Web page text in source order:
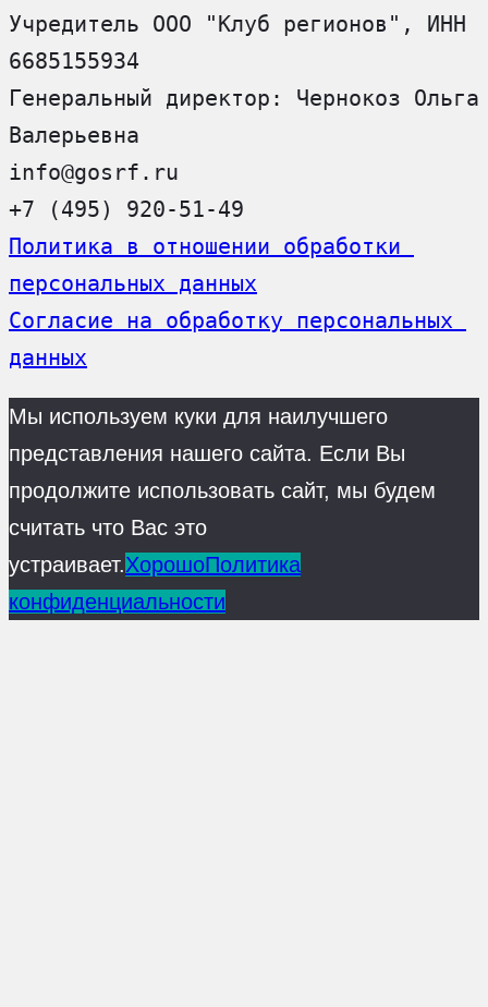
Учредитель ООО "Клуб регионов", ИНН
6685155934
Генеральный директор: Чернокоз Ольга
Валерьевна
info@gosrf.ru
+7 (495) 920-51-49
Политика в отношении обработки
персональных данных
Согласие на обработку персональных
данных
Мы используем куки для наилучшего
представления нашего сайта. Если Вы
продолжите использовать сайт, мы будем
считать что Вас это
устраивает.ХорошоПолитика
конфиденциальности